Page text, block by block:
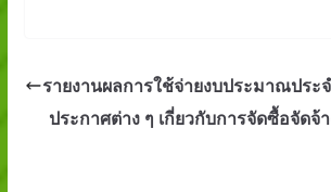
รายงานผลการใช้จ่ายงบประมาณประ
ประกาศต่าง ๆ เกี่ยวกับการจัดซื้อจัดจ้